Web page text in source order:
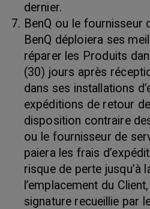
dernier.
BenQ ou le fournisseur
BenQ déploiera ses
réparer les Produits
(30) jours après
dans ses installations
expéditions de retour
disposition contraire
ou le fournisseur de
paiera les frais
risque de perte jusqu’à
l’emplacement du
signature recueillie par